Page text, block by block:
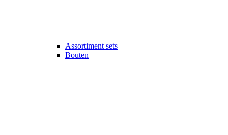
Assortiment sets
Bouten